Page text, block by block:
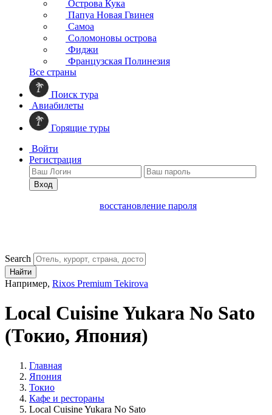
Острова Кука
Папуа Новая Гвинея
Самоа
Соломоновы острова
Фиджи
Французская Полинезия
Все страны
Поиск тура
Авиабилеты
Горящие туры
Войти
Регистрация
Вход
восстановление пароля
Search
Найти
Например, Rixos Premium Tekirova
Local Cuisine Yukara No Sato
(Токио, Япония)
Главная
Япония
Токио
Кафе и рестораны
Local Cuisine Yukara No Sato